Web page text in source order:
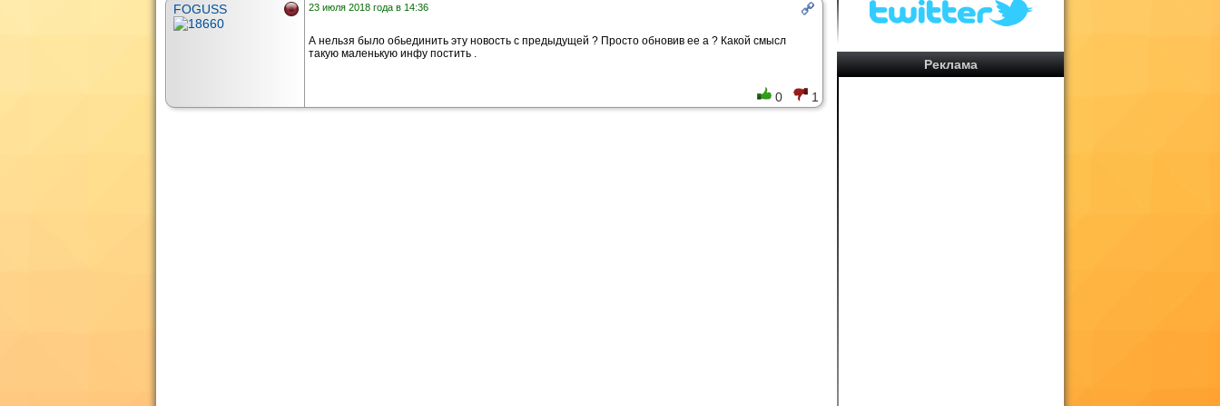
Реклама
FOGUSS 23 июля 2018 года в 14:36
А нельзя было обьединить эту новость с предыдущей ? Просто обновив ее а ? Какой смысл
такую маленькую инфу постить .
0 1